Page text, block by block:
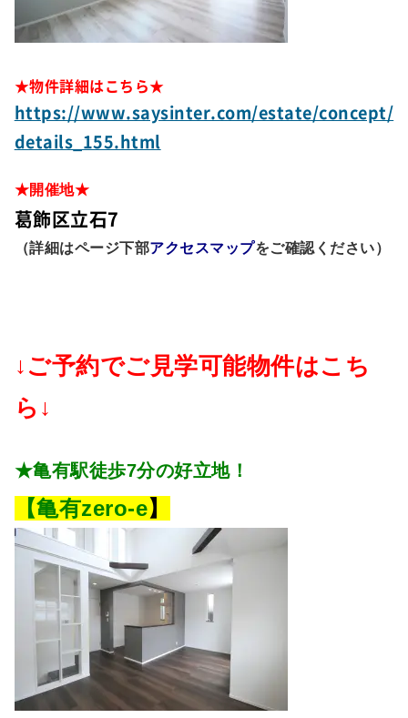
★物件詳細はこちら★
https://www.saysinter.com/estate/concept/
details_155.html
★開催地★
葛飾区立石7
（詳細はページ下部アクセスマップをご確認ください）
↓ご予約でご見学可能物件はこち
ら↓
★亀有駅徒歩7分の好立地！
【亀有zero-e】